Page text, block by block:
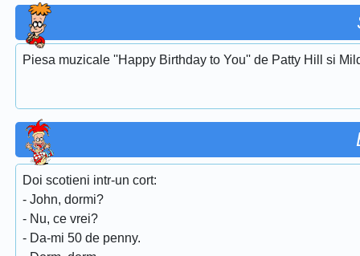
Piesa muzicale ''Happy Birthday to You'' de Patty Hill si
Doi scotieni intr-un cort:
- John, dormi?
- Nu, ce vrei?
- Da-mi 50 de penny.